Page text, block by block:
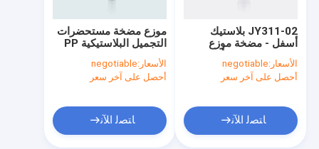
موزع مضخة مستحضرات
التجميل البلاستيكية PP
الأسعار:negotiable
أحصل على آخر سعر
ﺎﺘﺼﻟ ﺍﻶﻧ
JY311-02 بلاستيك
أسفل - مضخة موزع
محلول مغلق مع أطواق
جرعة 2CC
الأسعار:negotiable
أحصل على آخر سعر
ﺎﺘﺼﻟ ﺍﻶﻧ